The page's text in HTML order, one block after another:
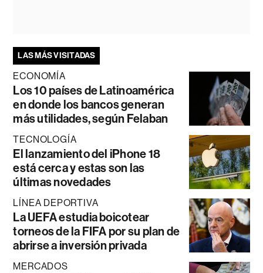
LAS MÁS VISITADAS
ECONOMÍA
Los 10 países de Latinoamérica
en donde los bancos generan
más utilidades, según Felaban
TECNOLOGÍA
El lanzamiento del iPhone 18
está cerca y estas son las
últimas novedades
LÍNEA DEPORTIVA
La UEFA estudia boicotear
torneos de la FIFA por su plan de
abrirse a inversión privada
MERCADOS